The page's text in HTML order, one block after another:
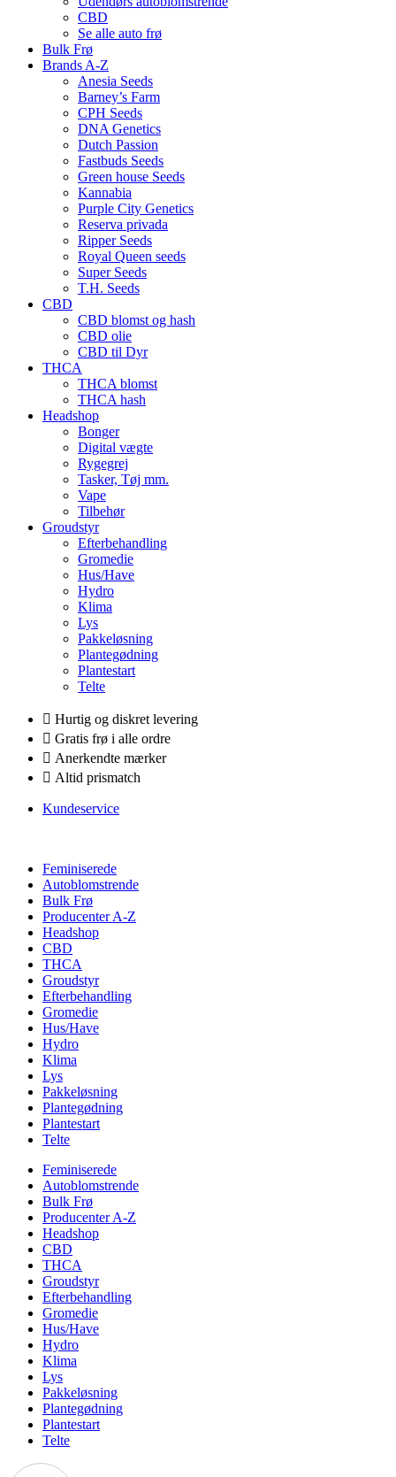
CBD
Se alle auto frø
Bulk Frø
Brands A-Z
Anesia Seeds
Barney’s Farm
CPH Seeds
DNA Genetics
Dutch Passion
Fastbuds Seeds
Green house Seeds
Kannabia
Purple City Genetics
Reserva privada
Ripper Seeds
Royal Queen seeds
Super Seeds
T.H. Seeds
CBD
CBD blomst og hash
CBD olie
CBD til Dyr
THCA
THCA blomst
THCA hash
Headshop
Bonger
Digital vægte
Rygegrej
Tasker, Tøj mm.
Vape
Tilbehør
Groudstyr
Efterbehandling
Gromedie
Hus/Have
Hydro
Klima
Lys
Pakkeløsning
Plantegødning
Plantestart
Telte
Hurtig og diskret levering
Gratis frø i alle ordre
Anerkendte mærker
Altid prismatch
Kundeservice
Feminiserede
Autoblomstrende
Bulk Frø
Producenter A-Z
Headshop
CBD
THCA
Groudstyr
Efterbehandling
Gromedie
Hus/Have
Hydro
Klima
Lys
Pakkeløsning
Plantegødning
Plantestart
Telte
Feminiserede
Autoblomstrende
Bulk Frø
Producenter A-Z
Headshop
CBD
THCA
Groudstyr
Efterbehandling
Gromedie
Hus/Have
Hydro
Klima
Lys
Pakkeløsning
Plantegødning
Plantestart
Telte